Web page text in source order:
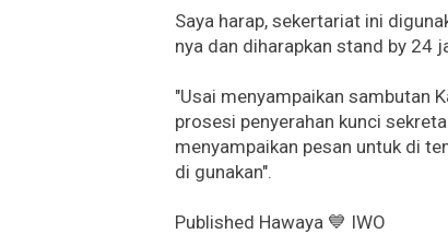
Saya harap, sekertariat ini
nya dan diharapkan stand by 24
"Usai menyampaikan sambutan
prosesi penyerahan kunci
menyampaikan pesan untuk di
di gunakan".
Published Hawaya 💙 IWO